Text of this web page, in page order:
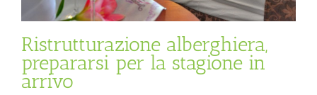
Ristrutturazione alberghiera,
prepararsi per la stagione in
arrivo